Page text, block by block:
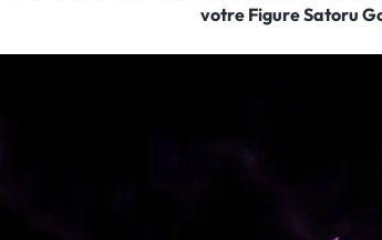
votre Figure Satoru